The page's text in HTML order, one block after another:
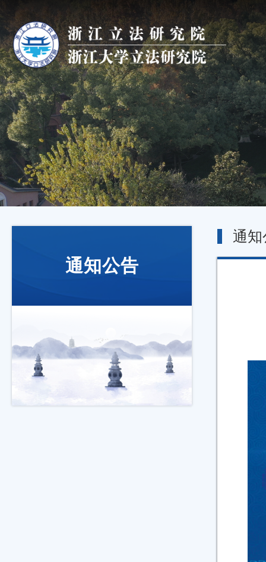
通知公告
通知